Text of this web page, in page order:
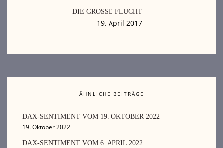
DIE GROSSE FLUCHT
19. April 2017
ÄHNLICHE BEITRÄGE
DAX-SENTIMENT VOM 19. OKTOBER 2022
19. Oktober 2022
DAX-SENTIMENT VOM 6. APRIL 2022